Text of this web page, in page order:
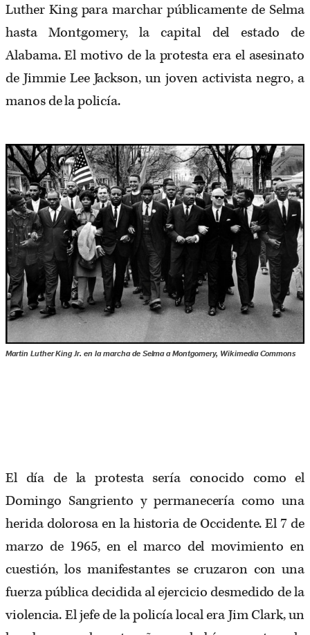
Luther King para marchar públicamente de Selma
hasta Montgomery, la capital del estado de
Alabama. El motivo de la protesta era el asesinato
de Jimmie Lee Jackson, un joven activista negro, a
manos de la policía.
Martin Luther King Jr. en la marcha de Selma a Montgomery, Wikimedia Commons
El día de la protesta sería conocido como el
Domingo Sangriento y permanecería como una
herida dolorosa en la historia de Occidente. El 7 de
marzo de 1965, en el marco del movimiento en
cuestión, los manifestantes se cruzaron con una
fuerza pública decidida al ejercicio desmedido de la
violencia. El jefe de la policía local era Jim Clark, un